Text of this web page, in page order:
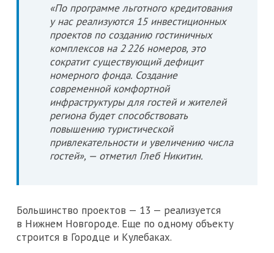
«По программе льготного кредитования
у нас реализуются 15 инвестиционных
проектов по созданию гостиничных
комплексов на 2 226 номеров, это
сократит существующий дефицит
номерного фонда. Создание
современной комфортной
инфраструктуры для гостей и жителей
региона будет способствовать
повышению туристической
привлекательности и увеличению числа
гостей», — отметил Глеб Никитин.
Большинство проектов — 13 — реализуется
в Нижнем Новгороде. Еще по одному объекту
строится в Городце и Кулебаках.